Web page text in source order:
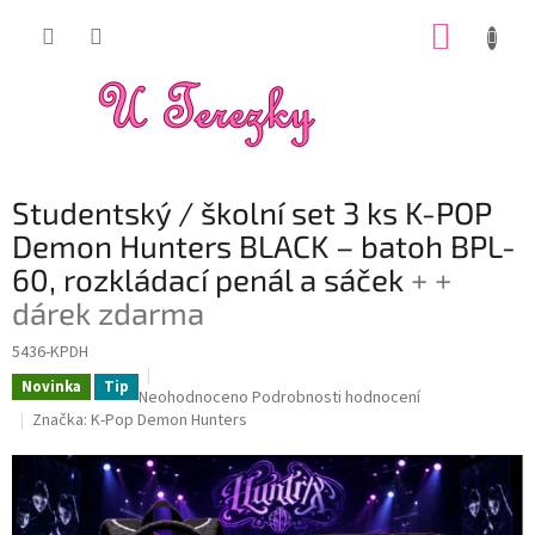
Studentský / školní set 3 ks K-POP
Demon Hunters BLACK – batoh BPL-
60, rozkládací penál a sáček + +
dárek zdarma
5436-KPDH
Novinka Tip Průměrné
hodnocení
je
0,0
z
Neohodnoceno Podrobnosti hodnocení
Značka: K-Pop Demon Hunters